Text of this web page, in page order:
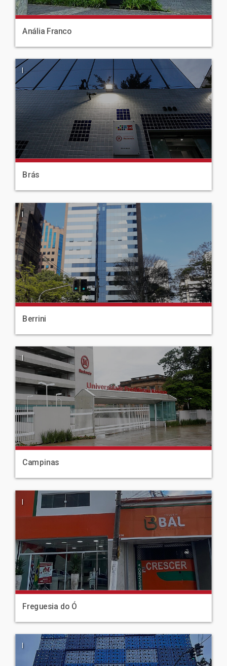
Anália Franco
|
Brás
|
Berrini
|
Campinas
|
Freguesia do Ó
|